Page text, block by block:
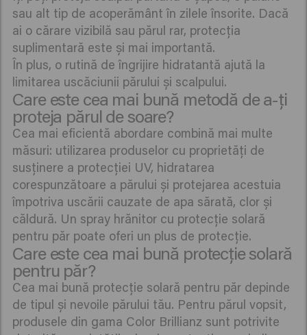
sau alt tip de acoperământ în zilele însorite. Dacă
ai o cărare vizibilă sau părul rar, protecția
suplimentară este și mai importantă.
În plus, o rutină de îngrijire hidratantă ajută la
limitarea uscăciunii părului și scalpului.
Care este cea mai bună metodă de a-ți
proteja părul de soare?
Cea mai eficientă abordare combină mai multe
măsuri: utilizarea produselor cu proprietăți de
susținere a protecției UV, hidratarea
corespunzătoare a părului și protejarea acestuia
împotriva uscării cauzate de apa sărată, clor și
căldură. Un spray hrănitor cu protecție solară
pentru păr poate oferi un plus de protecție.
Care este cea mai bună protecție solară
pentru păr?
Cea mai bună protecție solară pentru păr depinde
de tipul și nevoile părului tău. Pentru părul vopsit,
produsele din gama Color Brillianz sunt potrivite